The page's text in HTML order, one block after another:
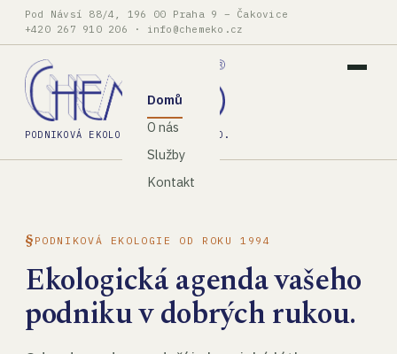
Pod Návsí 88/4, 196 00 Praha 9 – Čakovice
+420 267 910 206 · info@chemeko.cz
PODNIKOVÁ EKOLOGIE, SPOL. S R.O.
Domů
O nás
Služby
Kontakt
PODNIKOVÁ EKOLOGIE OD ROKU 1994
Ekologická agenda vašeho
podniku v dobrých rukou.